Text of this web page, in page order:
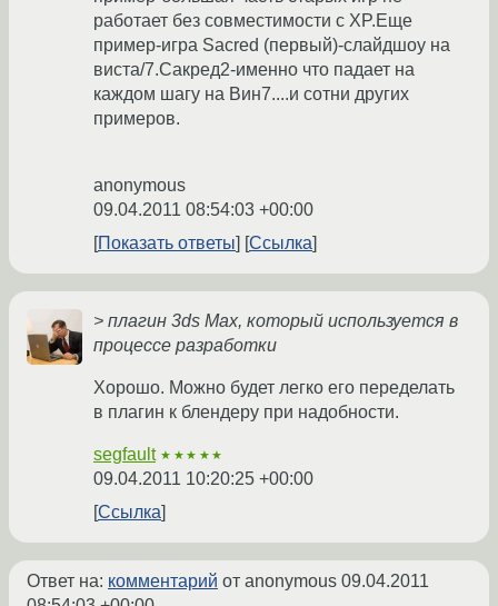
работает без совместимости с XP.Еще
пример-игра Sacred (первый)-слайдшоу на
виста/7.Сакред2-именно что падает на
каждом шагу на Вин7....и сотни других
примеров.
anonymous
09.04.2011 08:54:03 +00:00
Показать ответы
Ссылка
> плагин 3ds Max, который используется в
процессе разработки
Хорошо. Можно будет легко его переделать
в плагин к блендеру при надобности.
segfault ★★★★★
09.04.2011 10:20:25 +00:00
Ссылка
Ответ на: комментарий от anonymous 09.04.2011